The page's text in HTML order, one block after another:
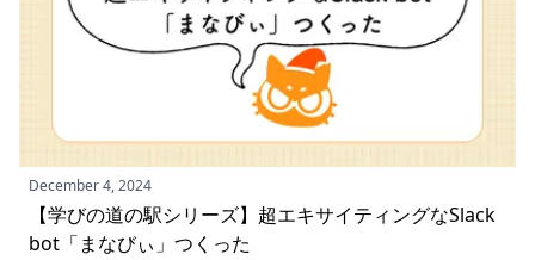
December 4, 2024
【学びの道の駅シリーズ】超エキサイティングなSlack
bot「まなびぃ」つくった